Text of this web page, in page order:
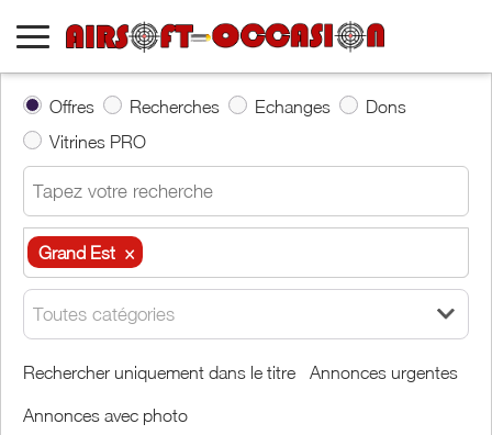
Offres Recherches Echanges
Dons
Vitrines PRO
Grand Est ×
Grand Est ×
Toutes catégories
Rechercher uniquement dans le titre Annonces urgentes
Annonces avec photo